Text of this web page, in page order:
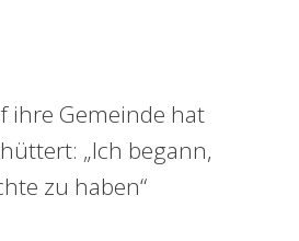
ihre Gemeinde hat
„Ich begann,
zu haben“